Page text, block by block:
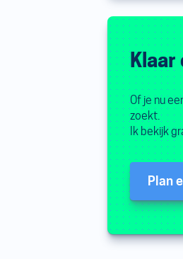
Of je nu
zoekt.
Ik bekijk
Plan